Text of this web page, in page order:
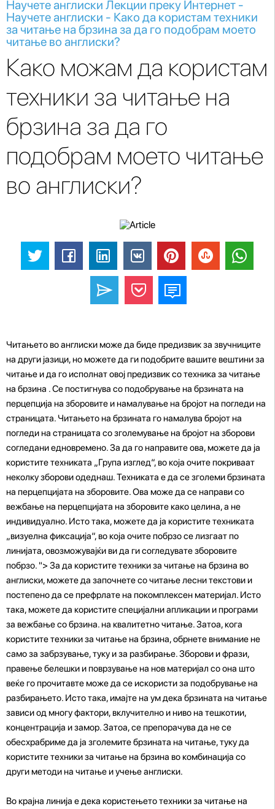
Научете англиски Лекции преку Интернет -
Научете англиски - Како да користам техники
за читање на брзина за да го подобрам моето
читање во англиски?
Како можам да користам
техники за читање на
брзина за да го
подобрам моето читање
во англиски?
Читањето во англиски може да биде предизвик за звучниците
на други јазици, но можете да ги подобрите вашите вештини за
читање и да го исполнат овој предизвик со техника за читање
на брзина . Се постигнува со подобрување на брзината на
перцепција на зборовите и намалување на бројот на погледи на
страницата. Читањето на брзината го намалува бројот на
погледи на страницата со зголемување на бројот на зборови
согледани едновремено. За да го направите ова, можете да ја
користите техниката „Група изглед“, во која очите покриваат
неколку зборови одеднаш. Техниката е да се зголеми брзината
на перцепцијата на зборовите. Ова може да се направи со
вежбање на перцепцијата на зборовите како целина, а не
индивидуално. Исто така, можете да ја користите техниката
„визуелна фиксација“, во која очите побрзо се лизгаат по
линијата, овозможувајќи ви да ги согледувате зборовите
побрзо. "> За да користите техники за читање на брзина во
англиски, можете да започнете со читање лесни текстови и
постепено да се префрлате на покомплексен материјал. Исто
така, можете да користите специјални апликации и програми
за вежбање со брзина. на квалитетно читање. Затоа, кога
користите техники за читање на брзина, обрнете внимание не
само за забрзување, туку и за разбирање. Зборови и фрази,
правење белешки и поврзување на нов материјал со она што
веќе го прочитавте може да се искористи за подобрување на
разбирањето. Исто така, имајте на ум дека брзината на читање
зависи од многу фактори, вклучително и ниво на тешкотии,
концентрација и замор. Затоа, се препорачува да не се
обесхрабриме да ја зголемите брзината на читање, туку да
користите техники за читање на брзина во комбинација со
други методи на читање и учење англиски.
Во крајна линија е дека користењето техники за читање на